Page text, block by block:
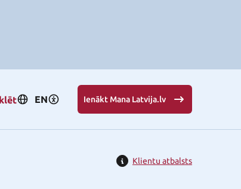
EN Ienākt Mana Latvija.lv
Klientu atbalsts